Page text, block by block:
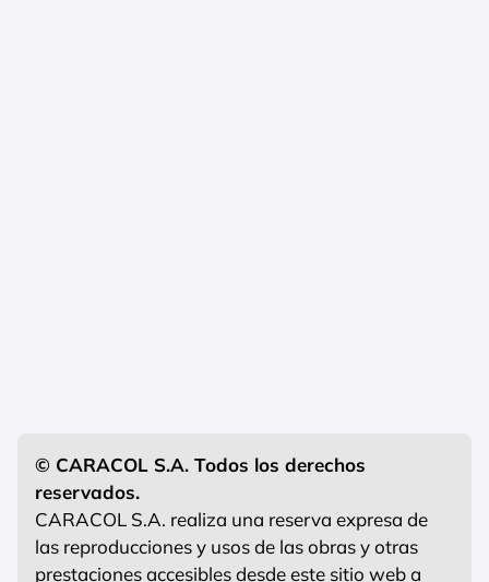
© CARACOL S.A. Todos los derechos
reservados.
CARACOL S.A. realiza una reserva expresa de
las reproducciones y usos de las obras y otras
prestaciones accesibles desde este sitio web a